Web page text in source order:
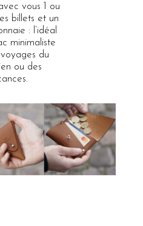
vous 1 ou
billets et un
: l’idéal
minimaliste
du
ou des